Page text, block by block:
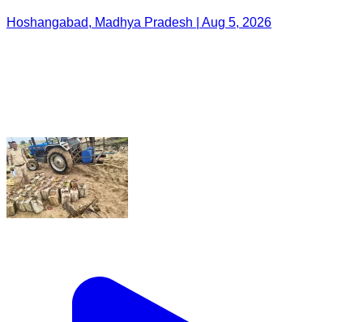
Hoshangabad, Madhya Pradesh | Aug 5, 2026